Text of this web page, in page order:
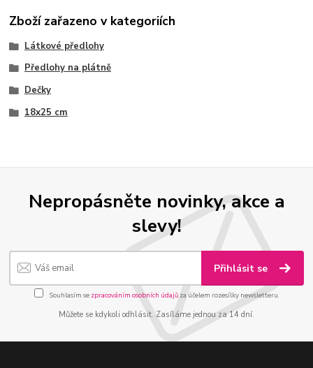
Zboží zařazeno v kategoriích
Látkové předlohy
Předlohy na plátně
Dečky
18x25 cm
Nepropásněte novinky, akce a
slevy!
Přihlásit se
Souhlasím se zpracováním osobních údajůza účelem rozesílky newsletteru.
Můžete se kdykoli odhlásit. Zasíláme jednou za 14 dní.